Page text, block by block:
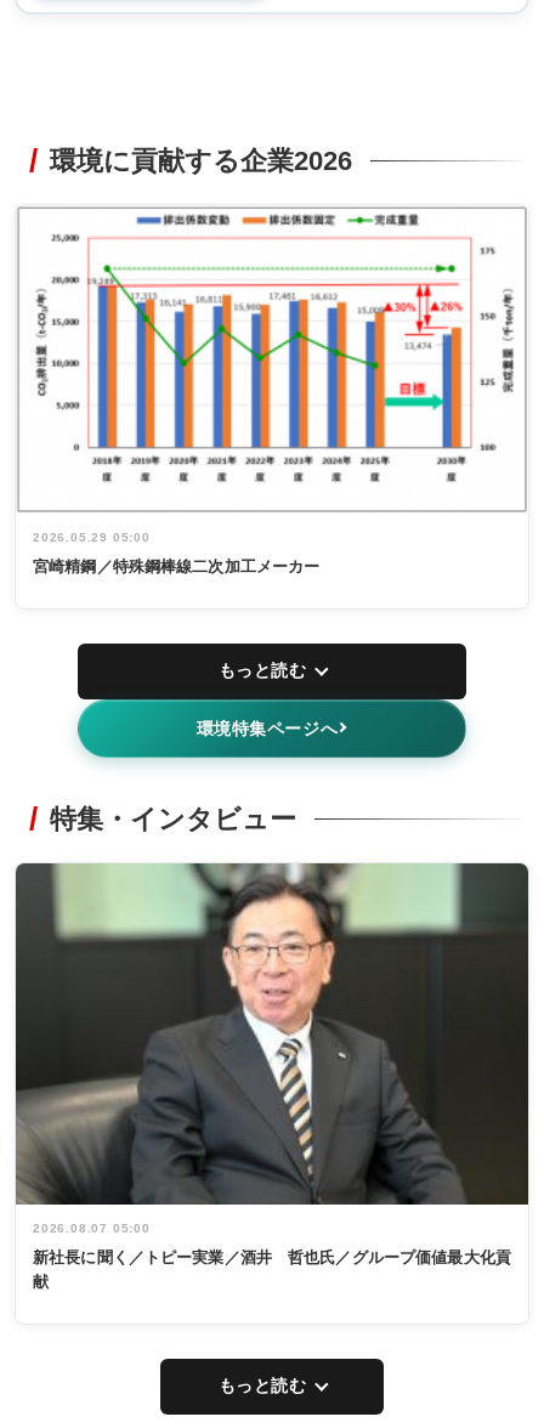
環境に貢献する企業2026
2026.05.29 05:00
宮崎精鋼／特殊鋼棒線二次加工メーカー
もっと読む
環境特集ページへ
特集・インタビュー
2026.08.07 05:00
新社長に聞く／トピー実業／酒井 哲也氏／グループ価値最大化貢
献
もっと読む